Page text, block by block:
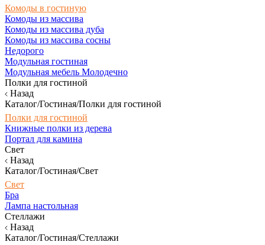
Комоды в гостиную
Комоды из массива
Комоды из массива дуба
Комоды из массива сосны
Недорого
Модульная гостиная
Модульная мебель Молодечно
Полки для гостиной
Назад
Каталог/Гостиная/Полки для гостиной
Полки для гостиной
Книжные полки из дерева
Портал для камина
Свет
Назад
Каталог/Гостиная/Свет
Свет
Бра
Лампа настольная
Стеллажи
Назад
Каталог/Гостиная/Стеллажи